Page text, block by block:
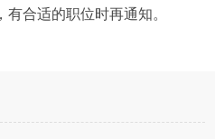
合适的职位时再通知。